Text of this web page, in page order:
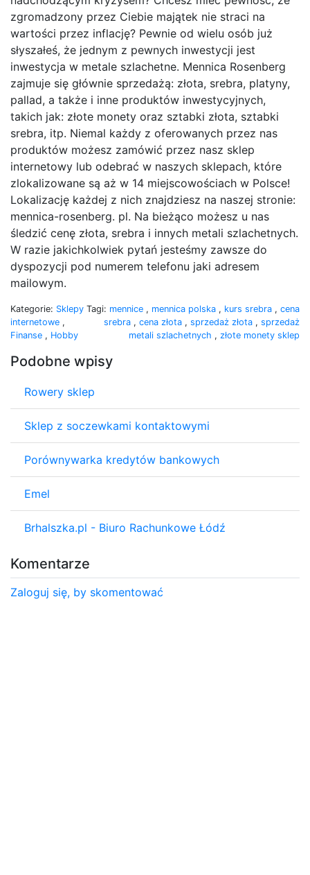
zgromadzony przez Ciebie majątek nie straci na
wartości przez inflację? Pewnie od wielu osób już
słyszałeś, że jednym z pewnych inwestycji jest
inwestycja w metale szlachetne. Mennica Rosenberg
zajmuje się głównie sprzedażą: złota, srebra, platyny,
pallad, a także i inne produktów inwestycyjnych,
takich jak: złote monety oraz sztabki złota, sztabki
srebra, itp. Niemal każdy z oferowanych przez nas
produktów możesz zamówić przez nasz sklep
internetowy lub odebrać w naszych sklepach, które
zlokalizowane są aż w 14 miejscowościach w Polsce!
Lokalizację każdej z nich znajdziesz na naszej stronie:
mennica-rosenberg. pl. Na bieżąco możesz u nas
śledzić cenę złota, srebra i innych metali szlachetnych.
W razie jakichkolwiek pytań jesteśmy zawsze do
dyspozycji pod numerem telefonu jaki adresem
mailowym.
Kategorie: Sklepy
internetowe ,
Finanse , Hobby
Tagi: mennice , mennica polska , kurs srebra , cena
srebra , cena złota , sprzedaż złota , sprzedaż
metali szlachetnych , złote monety sklep
Podobne wpisy
Rowery sklep
Sklep z soczewkami kontaktowymi
Porównywarka kredytów bankowych
Emel
Brhalszka.pl - Biuro Rachunkowe Łódź
Komentarze
Zaloguj się, by skomentować